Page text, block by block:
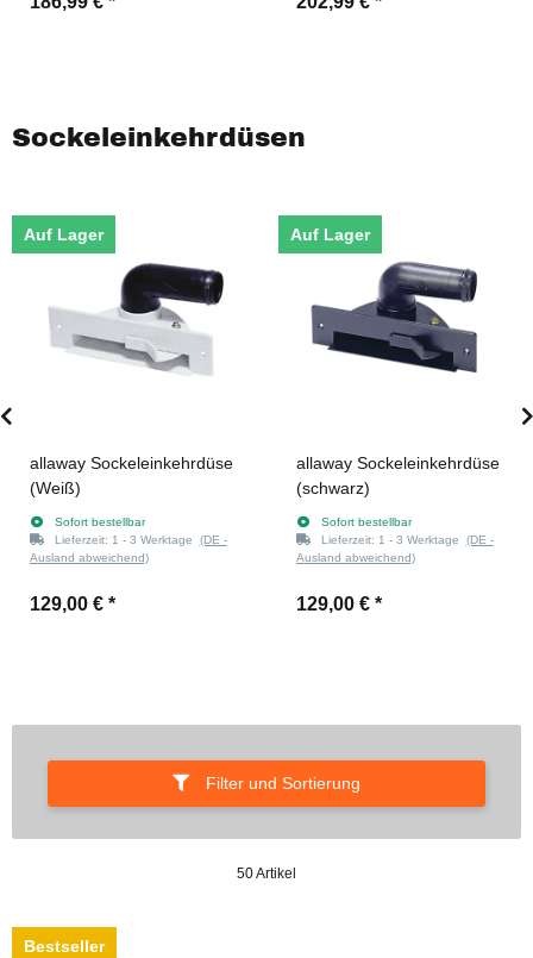
Sockeleinkehrdüsen
Auf Lager
allaway Sockeleinkehrdüse
(Weiß)
Sofort bestellbar
Lieferzeit: 1 - 3 Werktage (DE -
Ausland abweichend)
129,00 € *
Auf Lager
allaway Sockeleinkehrdüse
(schwarz)
Sofort bestellbar
Lieferzeit: 1 - 3 Werktage (DE -
Ausland abweichend)
129,00 € *
Filter und Sortierung
50 Artikel
Bestseller